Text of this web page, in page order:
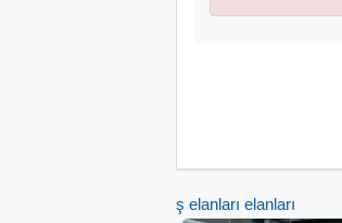
İş elanları elanları